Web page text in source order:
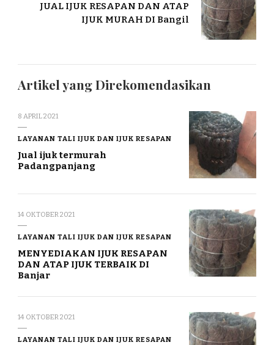
JUAL IJUK RESAPAN DAN ATAP
IJUK MURAH DI Bangil
Artikel yang Direkomendasikan
8 APRIL 2021
LAYANAN TALI IJUK DAN IJUK RESAPAN
Jual ijuk termurah
Padangpanjang
14 OKTOBER 2021
LAYANAN TALI IJUK DAN IJUK RESAPAN
MENYEDIAKAN IJUK RESAPAN
DAN ATAP IJUK TERBAIK DI
Banjar
14 OKTOBER 2021
LAYANAN TALI IJUK DAN IJUK RESAPAN